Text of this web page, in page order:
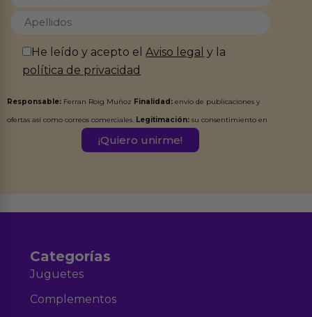
He leído y acepto elAviso legal y la
política de privacidad
Responsable: Ferran Roig Muñoz Finalidad: envío de publicaciones y
ofertas así como correos comerciales. Legitimación: su consentimiento en
Destinatarios:Ferran Roig Muñoz. Podrás ejercer tus
Categorías
Juguetes
Complementos